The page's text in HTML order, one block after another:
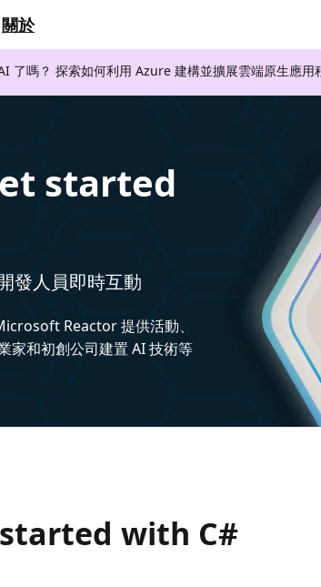
關於
了嗎？ 探索如何利用 Azure 建構並擴展雲端原生應用
started
發人員即時互動
Reactor 提供活動、
家和初創公司建置 AI 技術等
with C#